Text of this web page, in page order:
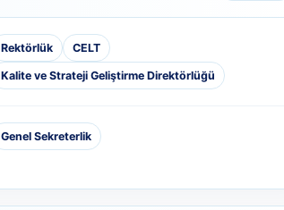
Rektörlük CELT
Kalite ve Strateji Geliştirme Direktörlüğü
Genel Sekreterlik